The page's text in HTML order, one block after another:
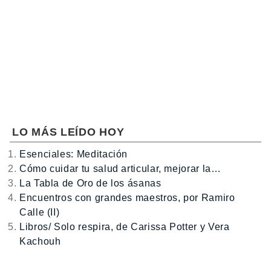
LO MÁS LEÍDO HOY
Esenciales: Meditación
Cómo cuidar tu salud articular, mejorar la…
La Tabla de Oro de los ásanas
Encuentros con grandes maestros, por Ramiro
Calle (II)
Libros/ Solo respira, de Carissa Potter y Vera
Kachouh